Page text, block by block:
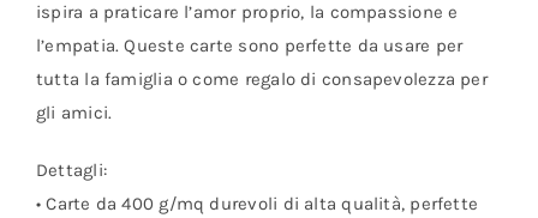
ispira a praticare l’amor proprio, la compassione e
l’empatia. Queste carte sono perfette da usare per
tutta la famiglia o come regalo di consapevolezza per
gli amici.
Dettagli:
• Carte da 400 g/mq durevoli di alta qualità, perfette